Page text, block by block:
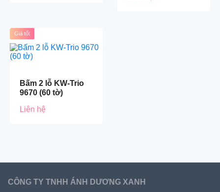
Giá tốt
Bấm 2 lỗ KW-Trio
9670 (60 tờ)
Liên hệ
CÔNG TY TNHH ÁNH DƯƠNG XANH